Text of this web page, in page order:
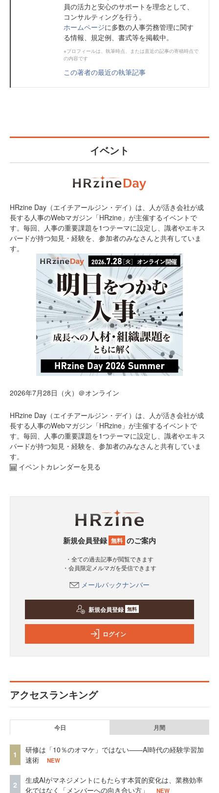
員の活力と安心のサポートを理念として、
コンサルティングを行う。
ホームページに多数の人事労務管理に関す
る情報、規定例、書式等を掲載中。
※プロフィールは、執筆時点、または直近の記事の寄稿時点で
の内容です
この著者の最近の執筆記事
イベント
HRzine Day（エイチアールジン・デイ）は、人が活き会社が成
長する人事のWebマガジン「HRzine」が主催するイベントで
す。毎回、人事の重要課題を1つテーマに設定し、識者やエキス
パードが持つ知見・経験を、参加者のみなさんと共有していま
す。
2026年7月28日（火）＠オンライン
HRzine Day（エイチアールジン・デイ）は、人が活き会社が成
長する人事のWebマガジン「HRzine」が主催するイベントで
す。毎回、人事の重要課題を1つテーマに設定し、識者やエキス
パードが持つ知見・経験を、参加者のみなさんと共有していま
す。
イベントカレンダーを見る
新規会員登録 無料 のご案内
・全ての過去記事が閲覧できます
・会員限定メルマガを受信できます
メールバックナンバー
新規会員登録 無料
ログイン
アクセスランキング
今日 月間
1
研修は「10％のオマケ」ではない——AI時代の経験学習加
速術
NEW
2
生成AIがマネジメントにもたらす本質的変化は、業務効率
化ではなく「メンバーへの向き合い方」
NEW